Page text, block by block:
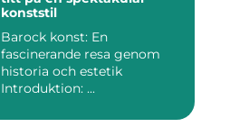
konststil
Barock konst: En
fascinerande resa genom
historia och estetik
Introduktion: ...